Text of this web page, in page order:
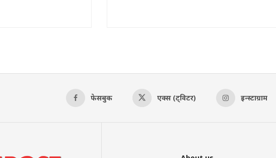
फेसबुक एक्स (ट्विटर) इन्स्टाग्राम